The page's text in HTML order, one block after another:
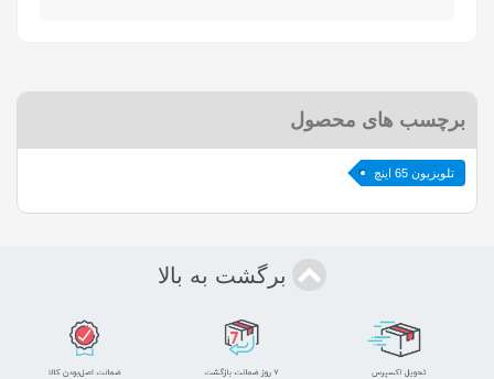
برچسب های محصول
تلویزیون 65 اینچ
برگشت به بالا